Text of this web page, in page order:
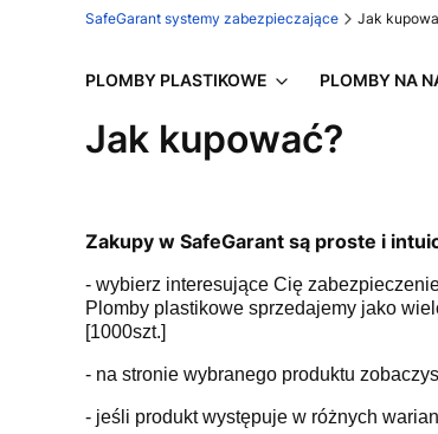
SafeGarant systemy zabezpieczające Jak
PLOMBY PLASTIKOWE PLOMBY NA
Jak kupować?
Zakupy w SafeGarant są proste i
- wybierz interesujące Cię
Plomby plastikowe sprzedajemy jako
[1000szt.]
- na stronie wybranego produktu
- jeśli produkt występuje w różnych